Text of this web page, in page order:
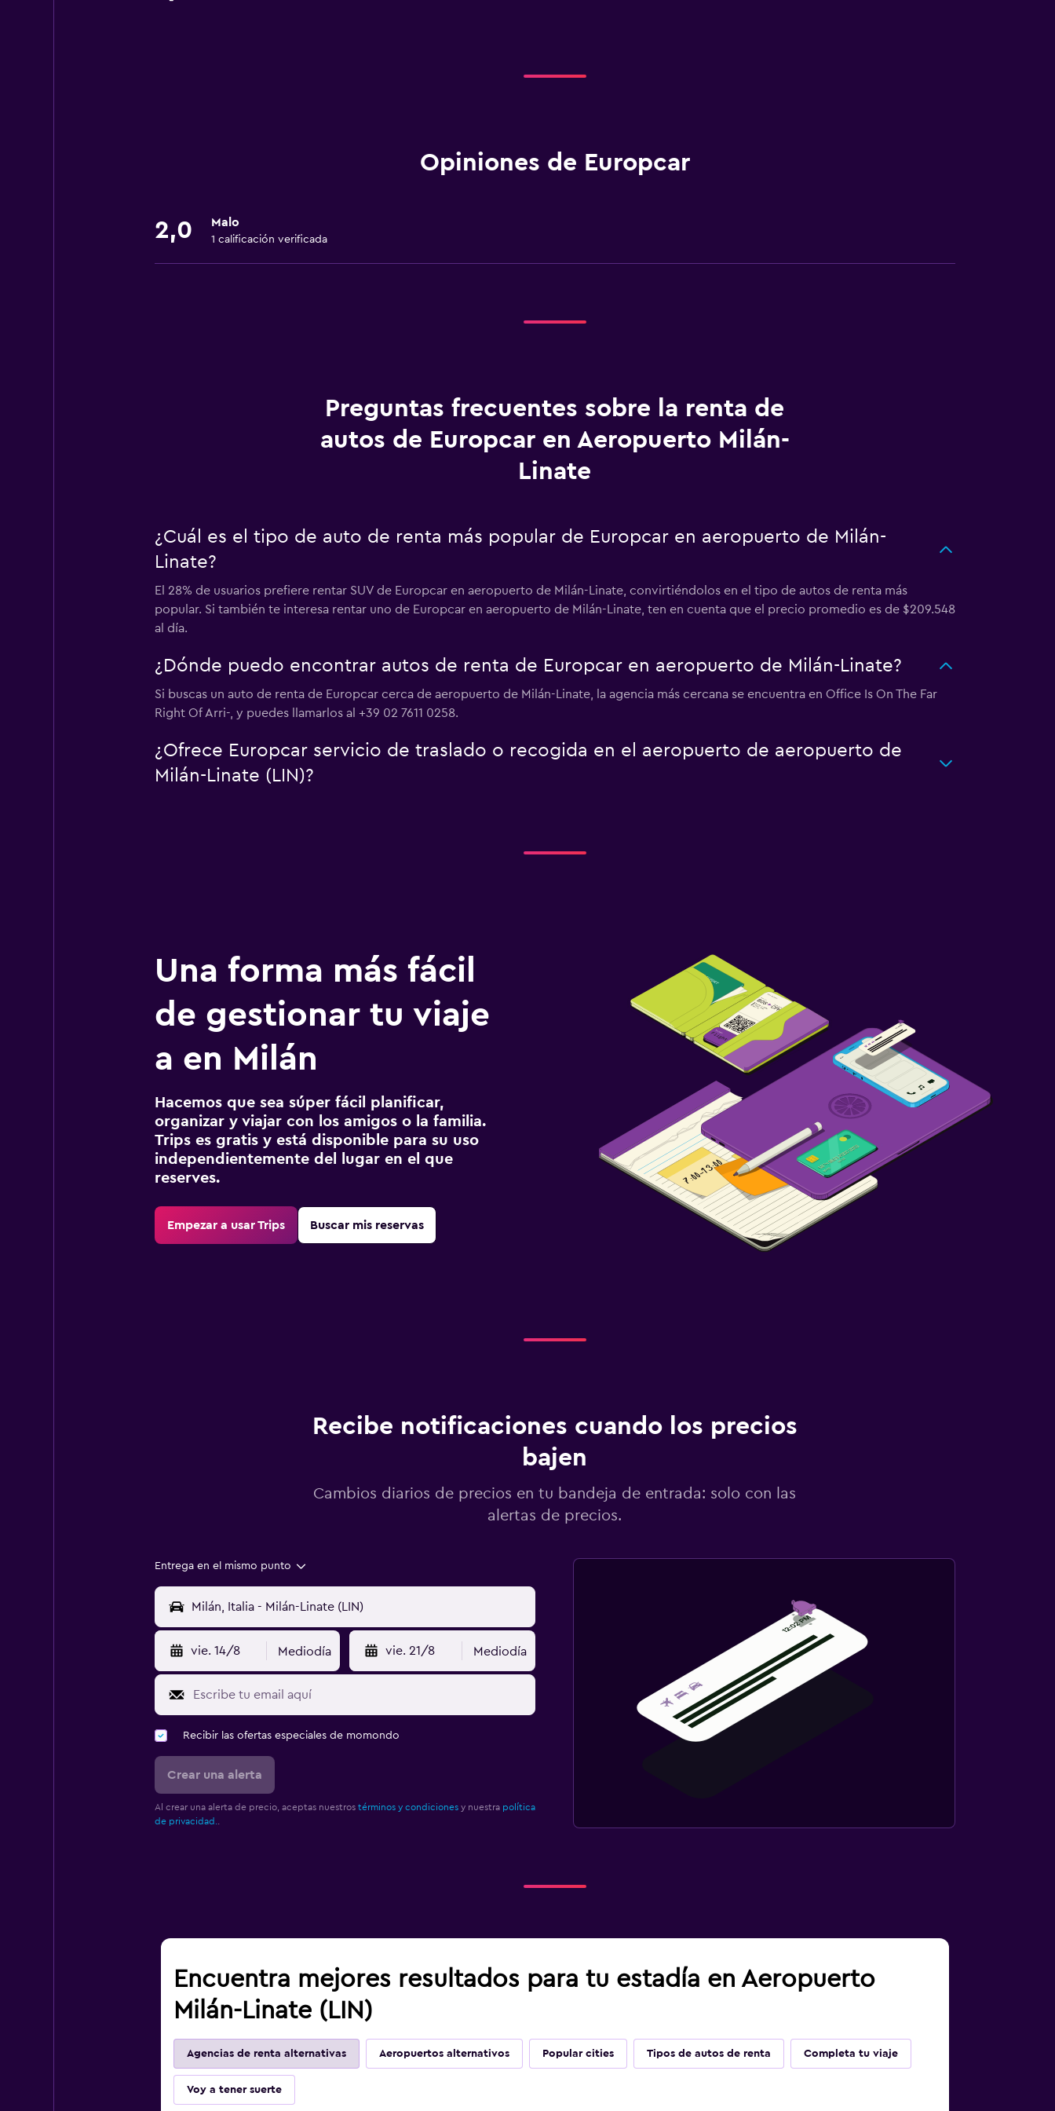
Opiniones de Europcar
2,0 Malo
1 calificación verificada
Preguntas frecuentes sobre la renta de
autos de Europcar en Aeropuerto Milán-
Linate
¿Cuál es el tipo de auto de renta más popular de Europcar en aeropuerto de Milán-
Linate?
El 28% de usuarios prefiere rentar SUV de Europcar en aeropuerto de Milán-Linate, convirtiéndolos en el tipo de autos de renta más
popular. Si también te interesa rentar uno de Europcar en aeropuerto de Milán-Linate, ten en cuenta que el precio promedio es de $209.548
al día.
¿Dónde puedo encontrar autos de renta de Europcar en aeropuerto de Milán-Linate?
Si buscas un auto de renta de Europcar cerca de aeropuerto de Milán-Linate, la agencia más cercana se encuentra en Office Is On The Far
Right Of Arri-, y puedes llamarlos al +39 02 7611 0258.
¿Ofrece Europcar servicio de traslado o recogida en el aeropuerto de aeropuerto de
Milán-Linate (LIN)?
Una forma más fácil
de gestionar tu viaje
a en Milán
Hacemos que sea súper fácil planificar,
organizar y viajar con los amigos o la familia.
Trips es gratis y está disponible para su uso
independientemente del lugar en el que
reserves.
Empezar a usar Trips Buscar mis reservas
Recibe notificaciones cuando los precios
bajen
Cambios diarios de precios en tu bandeja de entrada: solo con las
alertas de precios.
Entrega en el mismo punto
vie. 14/8 Mediodía vie. 21/8 Mediodía
Recibir las ofertas especiales de momondo
Crear una alerta
Al crear una alerta de precio, aceptas nuestros términos y condicionesy nuestra política
de privacidad.
Encuentra mejores resultados para tu estadía en Aeropuerto
Milán-Linate (LIN)
Agencias de renta alternativas Aeropuertos alternativos Popular cities Tipos de autos de renta Completa tu viaje
Voy a tener suerte